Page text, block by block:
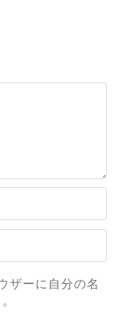
ザーに自分の名